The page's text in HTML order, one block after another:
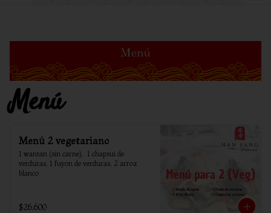
Menú
Menú 2 vegetariano
1 wantan (sin carne),  1 chapsui de
verduras, 1 fuyon de verduras, 2 arroz
blanco
$26.600